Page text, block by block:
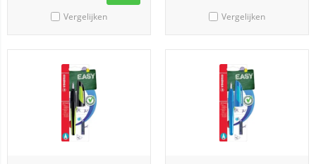
Vergelijken Vergelijken